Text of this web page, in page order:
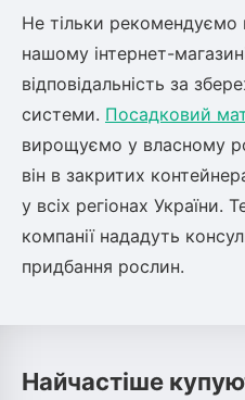
Не тільки
нашому інтернет-
відповідальність за
системи. Посадковий
вирощуємо у власному
він в закритих
у всіх регіонах
компанії нададуть
придбання рослин.
Найчастіше